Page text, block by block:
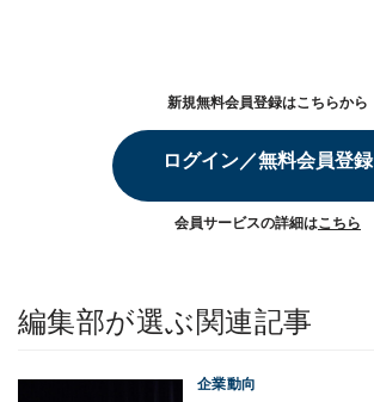
新規無料会員登録はこちらから
ログイン／無料会員登録
会員サービスの詳細はこちら
編集部が選ぶ関連記事
企業動向